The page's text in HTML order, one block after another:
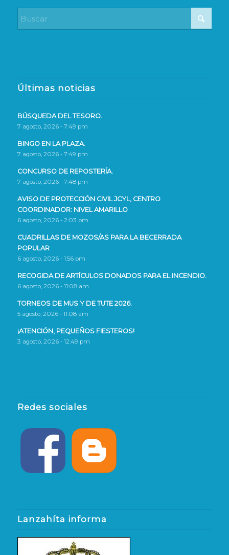
Últimas noticias
BÚSQUEDA DEL TESORO.
7 agosto, 2026 - 7:49 pm
BINGO EN LA PLAZA.
7 agosto, 2026 - 7:49 pm
CONCURSO DE REPOSTERÍA.
7 agosto, 2026 - 7:48 pm
AVISO DE PROTECCIÓN CIVIL JCYL, CENTRO
COORDINADOR: NIVEL AMARILLO
6 agosto, 2026 - 2:03 pm
CUADRILLAS DE MOZOS/AS PARA LA BECERRADA
POPULAR
6 agosto, 2026 - 1:56 pm
RECOGIDA DE ARTÍCULOS DONADOS PARA EL INCENDIO.
6 agosto, 2026 - 11:08 am
TORNEOS DE MUS Y DE TUTE 2026.
5 agosto, 2026 - 11:08 am
¡ATENCIÓN, PEQUEÑOS FIESTEROS!
3 agosto, 2026 - 12:49 pm
Redes sociales
Lanzahíta informa